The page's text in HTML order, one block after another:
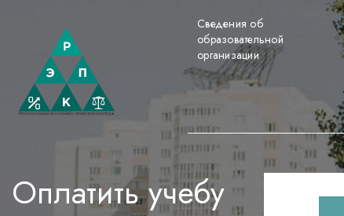
Сведения об
образовательной
организации
Оплатить учебу